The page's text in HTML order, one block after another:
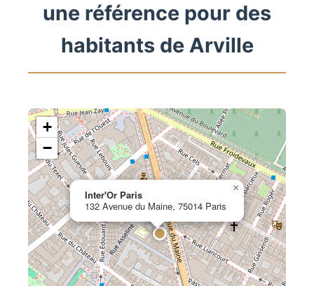
une référence pour des
habitants de Arville
Inter'Or Paris
132 Avenue du Maine, 75014 Paris
×
+
−